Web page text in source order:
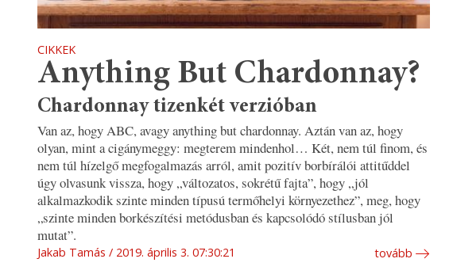
CIKKEK
Anything But Chardonnay?
Chardonnay tizenkét verzióban
Van az, hogy ABC, avagy anything but chardonnay. Aztán van az, hogy
olyan, mint a cigánymeggy: megterem mindenhol… Két, nem túl finom, és
nem túl hízelgő megfogalmazás arról, amit pozitív borbírálói attitűddel
úgy olvasunk vissza, hogy „változatos, sokrétű fajta”, hogy „jól
alkalmazkodik szinte minden típusú termőhelyi környezethez”, meg, hogy
„szinte minden borkészítési metódusban és kapcsolódó stílusban jól
mutat”.
Jakab Tamás 2019. április 3. 07:30:21 tovább